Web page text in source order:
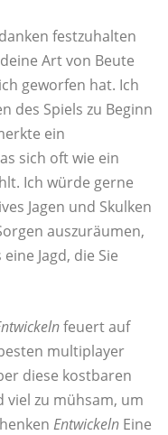
festzuhalten
Art von Beute
geworfen hat. Ich
des Spiels zu Beginn
ein
sich oft wie ein
Ich würde gerne
Jagen und Skulken
auszuräumen,
Jagd, die Sie
feuert auf
multiplayer
diese kostbaren
viel zu mühsam, um
Entwickeln Eine